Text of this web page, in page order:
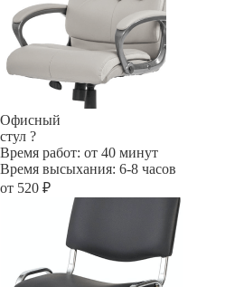
Офисный
стул ?
Время работ: от 40 минут
Время высыхания: 6-8 часов
от 520 ₽